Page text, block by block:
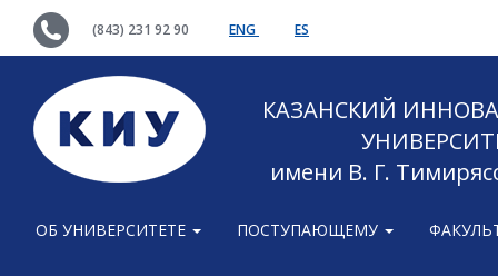
(843) 231 92 90 ENG ES
КАЗАНСКИЙ
имени В. Г.
ОБ УНИВЕРСИТЕТЕ ПОСТУПАЮЩЕМУ